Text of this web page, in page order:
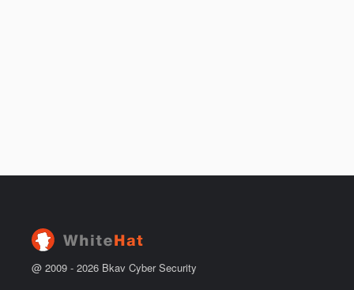
@ 2009 - 2026 Bkav Cyber Security